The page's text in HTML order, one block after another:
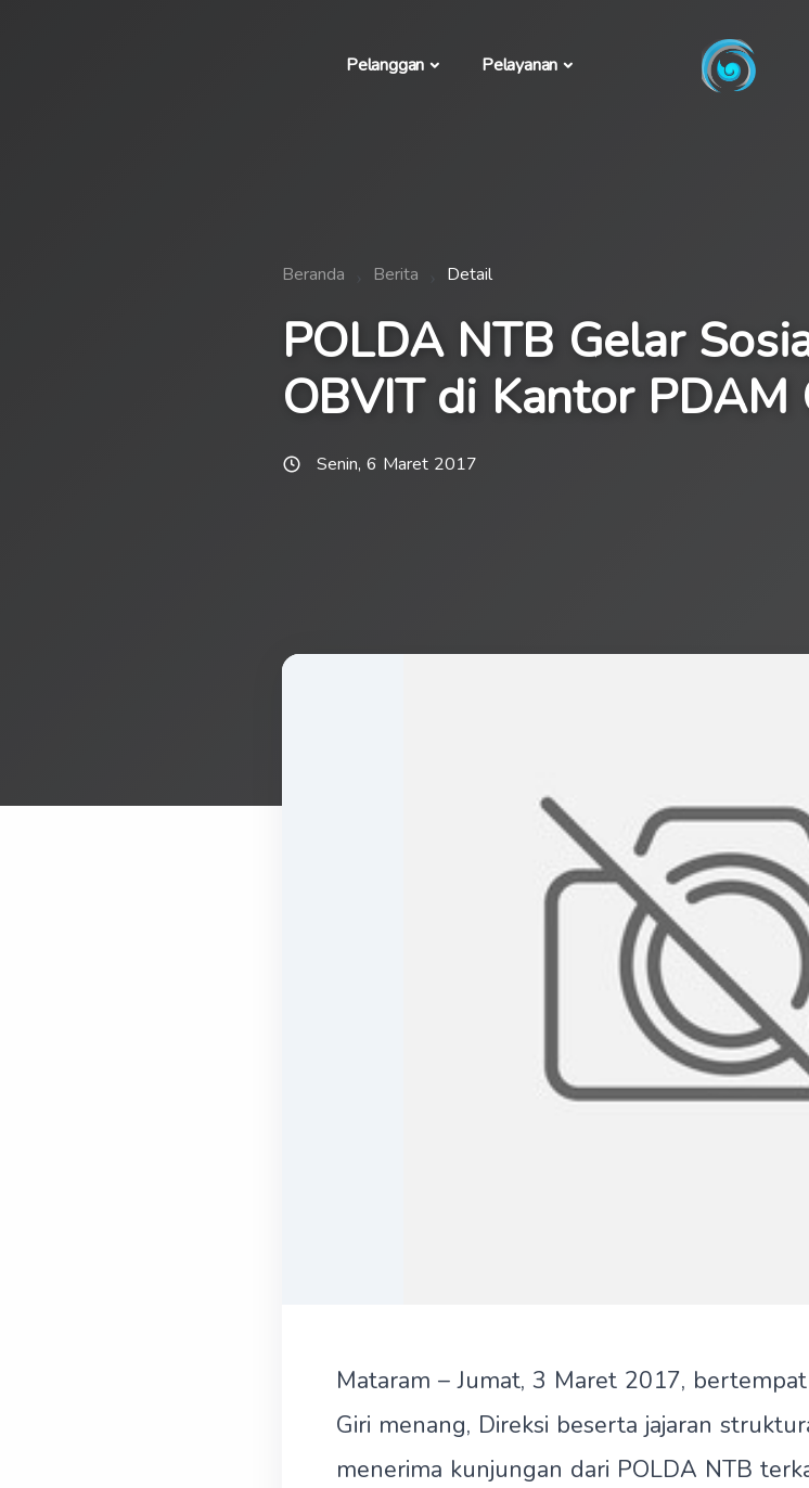
Pelanggan Pelayanan
Beranda Berita Detail
POLDA NTB Gelar
OBVIT di Kantor PDAM
Senin, 6 Maret 2017
Mataram – Jumat, 3 Maret 2017,
Giri menang, Direksi beserta jajaran
menerima kunjungan dari POLDA NTB